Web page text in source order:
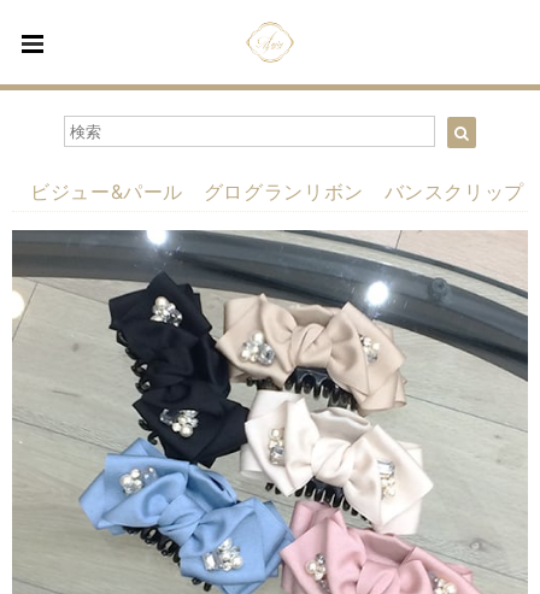
ビジュー&パール グログランリボン バンスクリップ